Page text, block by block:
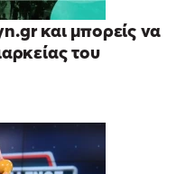
και μπορείς να
του